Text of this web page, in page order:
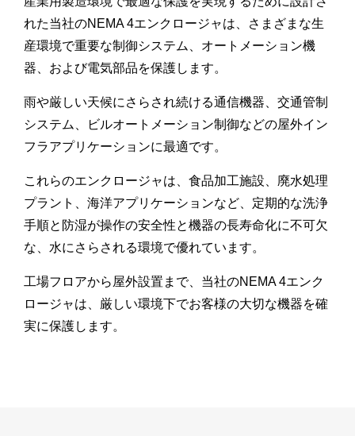
れた当社のNEMA 4エンクロージャは、さまざまな生
産環境で重要な制御システム、オートメーション機
器、および電気部品を保護します。
雨や厳しい天候にさらされ続ける通信機器、交通管制
システム、ビルオートメーション制御などの屋外イン
フラアプリケーションに最適です。
これらのエンクロージャは、食品加工施設、廃水処理
プラント、海洋アプリケーションなど、定期的な洗浄
手順と防湿が操作の安全性と機器の長寿命化に不可欠
な、水にさらされる環境で優れています。
工場フロアから屋外設置まで、当社のNEMA 4エンク
ロージャは、厳しい環境下でお客様の大切な機器を確
実に保護します。